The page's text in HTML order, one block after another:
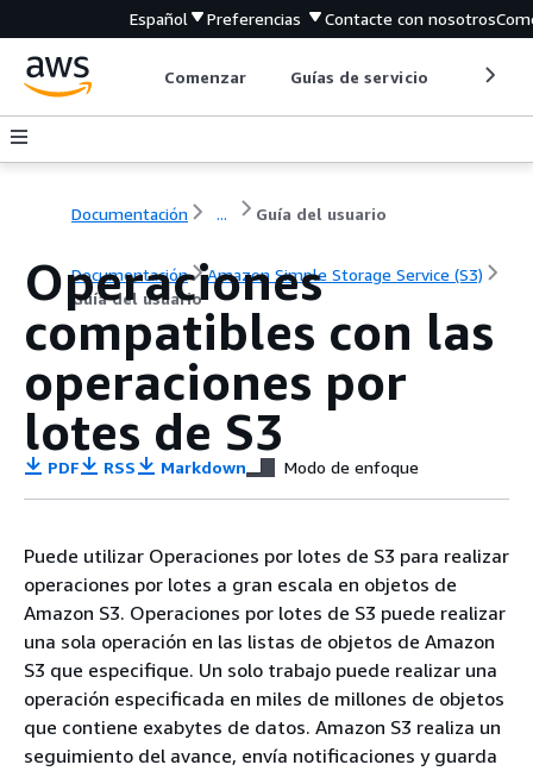
Español Preferencias Contacte con nosotros
Comenzar Guías de servicio
Documentación ... Guía del usuario
Documentación
Amazon Simple Storage Service (S3)
Guía del usuario
Operaciones
compatibles con las
operaciones por
lotes de S3
PDF RSS Markdown Modo de enfoque
Puede utilizar Operaciones por lotes de S3 para realizar
operaciones por lotes a gran escala en objetos de
Amazon S3. Operaciones por lotes de S3 puede realizar
una sola operación en las listas de objetos de Amazon
S3 que especifique. Un solo trabajo puede realizar una
operación especificada en miles de millones de objetos
que contiene exabytes de datos. Amazon S3 realiza un
seguimiento del avance, envía notificaciones y guarda